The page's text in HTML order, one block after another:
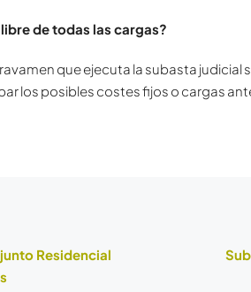
de todas las cargas?
que ejecuta la subasta judicial
los posibles costes fijos o cargas
Residencial